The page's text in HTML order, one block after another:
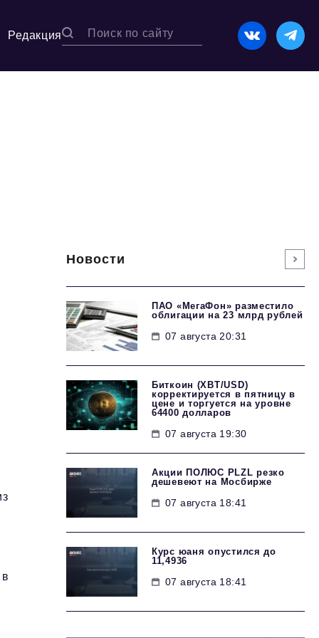
Редакция
Новости
ПАО «МегаФон» разместило
облигации на 23 млрд рублей
07 августа 20:31
Биткоин (XBT/USD)
корректируется в пятницу в
цене и торгуется на уровне
64400 долларов
07 августа 19:30
Акции ПОЛЮС PLZL резко
дешевеют на Мосбирже
07 августа 18:41
Курс юаня опустился до
11,4936
07 августа 18:41